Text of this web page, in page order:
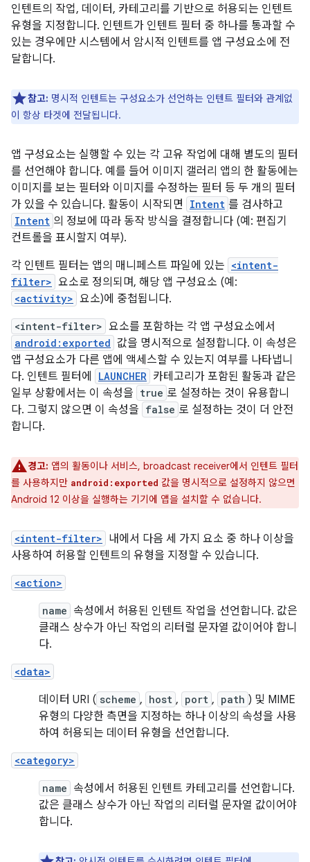
인텐트의 작업, 데이터, 카테고리를 기반으로 허용되는 인텐트
유형을 지정합니다. 인텐트가 인텐트 필터 중 하나를 통과할 수
있는 경우에만 시스템에서 암시적 인텐트를 앱 구성요소에 전
달합니다.
참고: 명시적 인텐트는 구성요소가 선언하는 인텐트 필터와 관계없
이 항상 타겟에 전달됩니다.
앱 구성요소는 실행할 수 있는 각 고유 작업에 대해 별도의 필터
를 선언해야 합니다. 예를 들어 이미지 갤러리 앱의 한 활동에는
이미지를 보는 필터와 이미지를 수정하는 필터 등 두 개의 필터
가 있을 수 있습니다. 활동이 시작되면
Intent 를 검사하고
Intent 의 정보에 따라 동작 방식을 결정합니다 (예: 편집기
컨트롤을 표시할지 여부).
각 인텐트 필터는 앱의 매니페스트 파일에 있는 <intent-
filter> 요소로 정의되며, 해당 앱 구성요소 (예:
<activity> 요소)에 중첩됩니다.
<intent-filter> 요소를 포함하는 각 앱 구성요소에서
android:exported 값을 명시적으로 설정합니다. 이 속성은
앱 구성요소가 다른 앱에 액세스할 수 있는지 여부를 나타냅니
다. 인텐트 필터에
LAUNCHER 카테고리가 포함된 활동과 같은
일부 상황에서는 이 속성을 true 로 설정하는 것이 유용합니
다. 그렇지 않으면 이 속성을 false 로 설정하는 것이 더 안전
합니다.
경고: 앱의 활동이나 서비스, broadcast receiver에서 인텐트 필터
를 사용하지만 android:exported 값을 명시적으로 설정하지 않으면
Android 12 이상을 실행하는 기기에 앱을 설치할 수 없습니다.
<intent-filter> 내에서 다음 세 가지 요소 중 하나 이상을
사용하여 허용할 인텐트의 유형을 지정할 수 있습니다.
<action>
name 속성에서 허용된 인텐트 작업을 선언합니다. 값은
클래스 상수가 아닌 작업의 리터럴 문자열 값이어야 합니
다.
<data>
데이터 URI ( scheme , host , port , path ) 및 MIME
유형의 다양한 측면을 지정하는 하나 이상의 속성을 사용
하여 허용되는 데이터 유형을 선언합니다.
<category>
name 속성에서 허용된 인텐트 카테고리를 선언합니다.
값은 클래스 상수가 아닌 작업의 리터럴 문자열 값이어야
합니다.